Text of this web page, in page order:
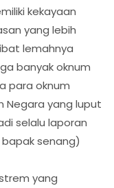
kekayaan
yang lebih
lemahnya
banyak oknum
para oknum
Negara yang luput
selalu laporan
senang)
yang